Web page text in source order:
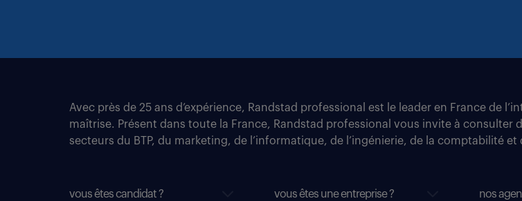
Avec près de 25 ans d’expérience, Randstad professional est le leader en France de
maîtrise. Présent dans toute la France, Randstad professional vous invite à
secteurs du BTP, du marketing, de l’informatique, de l’ingénierie, de la comptabilité et
vous êtes candidat ? vous êtes une entreprise ? nos